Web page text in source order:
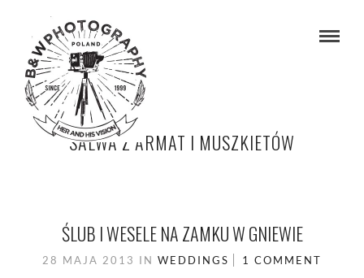
SALWA Z ARMAT I MUSZKIETÓW
ŚLUB I WESELE NA ZAMKU W GNIEWIE
28 MAJA 2013 IN WEDDINGS 1 COMMENT